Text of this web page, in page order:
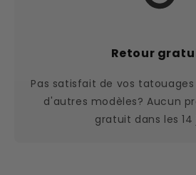
Retour
Pas satisfait de vos
d'autres modèles? Aucun
gratuit dans les 14